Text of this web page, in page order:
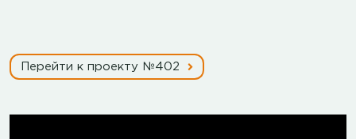
Перейти к проекту №402